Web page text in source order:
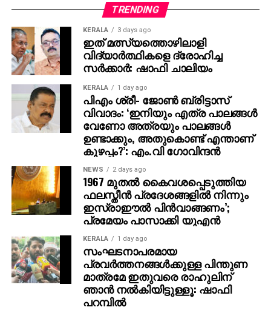
കൊലപാതകത്തിനു കാരണമെന്ന് ഷഹാപൂര്‍ പൊലീസ്
സ്റ്റേഷനിലെ ഇന്‍സ്‌പെക്ടര്‍ മുകേഷ് ധാഗെ പറഞ്ഞു.
ഹസീനയുടെ നിര്‍ദ്ദേശപ്രകാരം, ഓട്ടോറിക്ഷാ
ഡ്രൈവറായ സഹോദരനും കൂട്ടാളികളും നവംബര്‍ 17
ന് ടിപ്പണ്ണയെ ഷഹാപൂരിനടുത്തുള്ള ഒരു
വനപ്രദേശത്തേക്ക് കൊണ്ടുപോയി. അവിടെവച്ച്
കൊലപ്പെടുത്തി മൃതദേഹം കത്തിക്കാന്‍ ശ്രമിച്ച ശേഷം
ഹൈവേയ്ക്ക് സമീപം ഉപേക്ഷിക്കുകയായിരുന്നു.
ചോദ്യം ചെയ്യലില്‍, സഹോദരി ഹസീനയുടെ
നിര്‍ദ്ദേശപ്രകാരമാണ് കൊലപാതകം നടത്തിയതെന്ന്
ഫയാസ് സമ്മതിച്ചു.
TRENDING
KERALA 3 days ago
ഇത് മത്സ്യത്തൊഴിലാളി
വിദ്യാര്‍ത്ഥികളെ ദ്രോഹിച്ച
സര്‍ക്കാര്‍: ഷാഫി ചാലിയം
KERALA 1 day ago
പിഎം ശ്രീ- ജോണ്‍ ബ്രിട്ടാസ്
വിവാദം: ‘ഇനിയും എത്ര പാലങ്ങള്‍
വേണോ അത്രയും പാലങ്ങള്‍
ഉണ്ടാക്കും, അതുകൊണ്ട് എന്താണ്
കുഴപ്പം?’: എം.വി ഗോവിന്ദന്‍
NEWS 2 days ago
1967 മുതല്‍ കൈവശപ്പെടുത്തിയ
ഫലസ്തീന്‍ പ്രദേശങ്ങളില്‍ നിന്നും
ഇസ്രാഈല്‍ പിന്‍വാങ്ങണം’;
പ്രമേയം പാസാക്കി യുഎന്‍
KERALA 1 day ago
സംഘടനാപരമായ
പ്രവര്‍ത്തനങ്ങള്‍ക്കുള്ള പിന്തുണ
മാത്രമേ ഇതുവരെ രാഹുലിന്
ഞാന്‍ നല്‍കിയിട്ടുള്ളൂ: ഷാഫി
പറമ്പില്‍